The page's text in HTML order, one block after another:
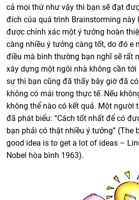
cả mọi thứ như vậy thì bạn sẽ đạt
đích của quá trình Brainstorming này
được chính xác một ý tưởng hoàn
càng nhiều ý tưởng càng tốt, do đó e
điều mà bình thường bạn nghĩ sẽ rất
xây dựng một ngôi nhà không cần
sự thì bạn cũng đã thấy bây giờ đã
không có mái trong thực tế. Nếu
không thể nào có kết quả. Một người
đã phát biểu: “Cách tốt nhất để có
bạn phải có thật nhiều ý tưởng” (The
good idea is to get a lot of ideas –
Nobel hòa bình 1963).